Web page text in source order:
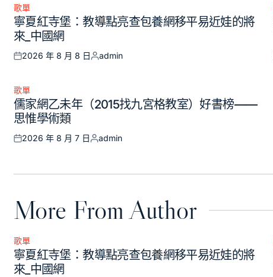
Posted
in
歌單
寧夏紅寺堡：教導點亮查包養網移平易近娃的將
來_中國網
Posted
2026 年 8 月 8 日
Posted
admin
Posted
in
歌單
儒家網乙未年（2015找九宮格教室）好書榜——
思惟學術類
Posted
2026 年 8 月 7 日
Posted
admin
More From Author
Posted
in
歌單
寧夏紅寺堡：教導點亮查包養網移平易近娃的將
來_中國網